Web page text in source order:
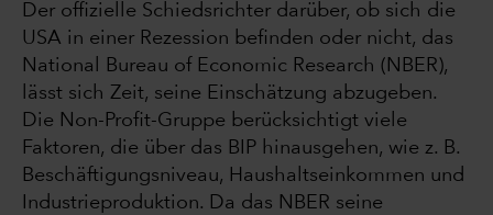
Der offizielle Schiedsrichter darüber, ob sich die
USA in einer Rezession befinden oder nicht, das
National Bureau of Economic Research (NBER),
lässt sich Zeit, seine Einschätzung abzugeben.
Die Non-Profit-Gruppe berücksichtigt viele
Faktoren, die über das BIP hinausgehen, wie z. B.
Beschäftigungsniveau, Haushaltseinkommen und
Industrieproduktion. Da das NBER seine